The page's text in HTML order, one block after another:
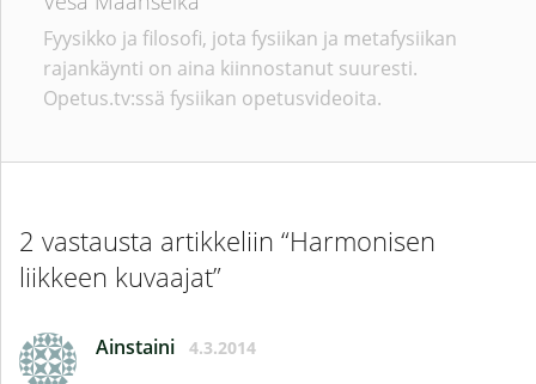
Fyysikko ja filosofi, jota fysiikan ja metafysiikan
rajankäynti on aina kiinnostanut suuresti.
Opetus.tv:ssä fysiikan opetusvideoita.
2 vastausta artikkeliin “Harmonisen
liikkeen kuvaajat”
Ainstaini 4.3.2014